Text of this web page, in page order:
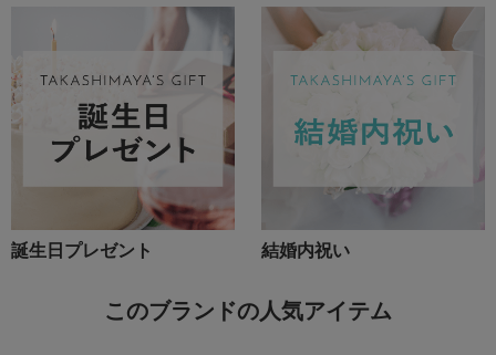
誕生日プレゼント 結婚内祝い
このブランドの人気アイテム